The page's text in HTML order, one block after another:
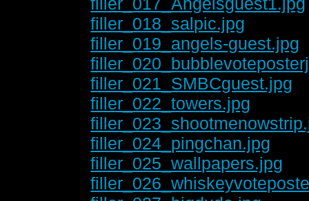
filler_018_salpic.jpg
filler_019_angels-guest.jpg
filler_021_SMBCguest.jpg
filler_022_towers.jpg
filler_024_pingchan.jpg
filler_025_wallpapers.jpg